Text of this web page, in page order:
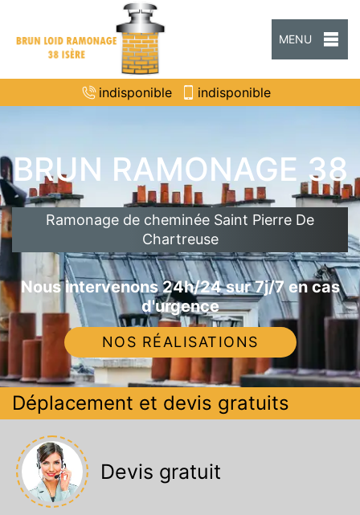
MENU
indisponible indisponible
BRUN RAMONAGE 38
Ramonage de cheminée Saint Pierre De
Chartreuse
Nous intervenons 24h/24 sur 7j/7 en cas
d'urgence
NOS RÉALISATIONS
Déplacement et devis gratuits
Devis gratuit